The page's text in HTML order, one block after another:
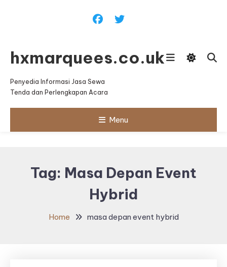
hxmarquees.co.uk
Penyedia Informasi Jasa Sewa
Tenda dan Perlengkapan Acara
Menu
Tag: Masa Depan Event
Hybrid
Home masa depan event hybrid